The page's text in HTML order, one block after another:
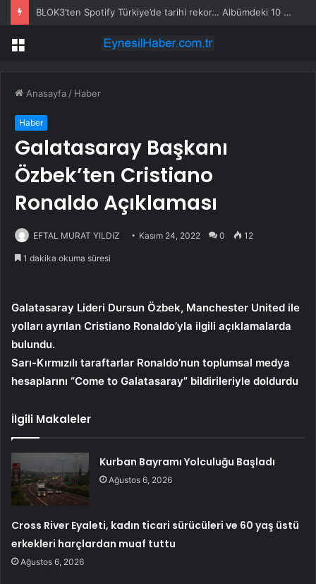
BLOK3’ten Spotify Türkiye’de tarihi rekor… Albümdeki 10 şarkının tamamı Top 50’ye girdi
Menü
Anasayfa / Haber
Haber
Galatasaray Başkanı
Özbek’ten Cristiano
Ronaldo Açıklaması
EFTAL MURAT YILDIZ Kasım 24, 2022 0 12
1 dakika okuma süresi
Galatasaray Lideri Dursun Özbek, Manchester United ile
yolları ayrılan Cristiano Ronaldo’yla ilgili açıklamalarda
bulundu.
Sarı-Kırmızılı taraftarlar Ronaldo’nun toplumsal medya
hesaplarını “Come to Galatasaray” bildirileriyle doldurdu
İlgili Makaleler
Kurban Bayramı Yolculuğu Başladı
Ağustos 6, 2026
Cross River Eyaleti, kadın ticari sürücüleri ve 60 yaş üstü
erkekleri harçlardan muaf tuttu
Ağustos 6, 2026